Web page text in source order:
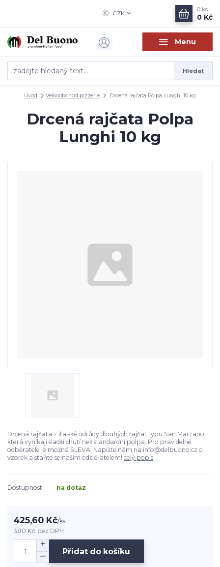
Menu
CZK
Hledat
0 ks
0 Kč
Úvod Velkoobchod pizzerie Drcená rajčata Polpa Lunghi 10 kg
Drcená rajčata Polpa
Lunghi 10 kg
Drcená rajčata z italské odrůdy dlouhých rajčat typu San Marzano,
která vynikají sladší chutí než standardní polpa. Pro pravidelné
odběratele je možná SLEVA. Napište nám na info@delbuono.cz o
vzorek a staňte se naším odběratelem! celý popis
Dostupnost na dotaz
425,60 Kč/ks
380 Kč bez DPH
Přidat do košíku